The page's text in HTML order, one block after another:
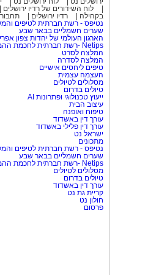
האלמוגים נראים אחרת לגמרי.
התלמידים חקרו גם את "הכרית", המקום הנתון להשפעה של גיאות
"מול הים" נמצאת הכרית של אילת,
ביותר באילת, אלפי אנשים
קשיי ה"עקה" שהיצורים החיים חווים
בהתרגשות.
לשאלות חקר "ראיתי בשנירקול
לבן ללא צבע). מדוע?" שאל תלמיד
של התוכינון?" מאוחר יותר גילה
ואצות צומחות על אלמוגים
בחול במידה שונה, במיקומים שונים.
מקיר השונית, לבין אחוז הכיסוי
ערכו תצפיות ומילאו טבלה בנתונים:
התלמידים מדדו את עומק המים?
לוח השידורים של רדיו ירושלים
בקהילה
רדיו ירושלים
נטיפס - רשת חברתית לטיפים
שערים חשמליים בבאר שבע
הארגון העולמי של יהדות צפון
Netips -רשת חברתית לחכמת ההמונים
המלצה לסרט
המלצה לסדרה
טיפים ליחסים אישיים
העצמה עצמית
מסלולים לטיולים
טיולים בדרום
ייעוץ טכנולוגי ופתרונות AI
עיצוב הבית
טיפוח ואופנה
עורך דין באשדוד
עורך דין פלילי באשדוד
ישראל נט
מתכונים
נטיפס - רשת חברתית לטיפים
שערים חשמליים בבאר שבע
Netips -רשת חברתית לחכמת ההמונים
מסלולים לטיולים
טיולים בדרום
עורך דין באשדוד
קריית גת נט
חולון נט
פרסום